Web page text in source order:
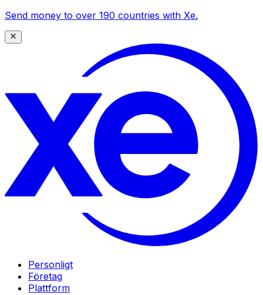
Send money to over 190 countries with Xe.
Personligt
Företag
Plattform